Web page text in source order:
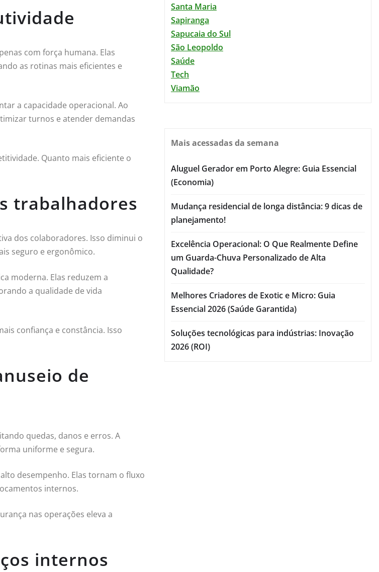
com força humana. Elas
as rotinas mais eficientes e
a capacidade operacional. Ao
turnos e atender demandas
Quanto mais eficiente o
trabalhadores
dos colaboradores. Isso diminui o
seguro e ergonômico.
moderna. Elas reduzem a
a qualidade de vida
confiança e constância. Isso
de
quedas, danos e erros. A
uniforme e segura.
desempenho. Elas tornam o fluxo
internos.
nas operações eleva a
internos
Santa Maria
Sapiranga
Sapucaia do Sul
São Leopoldo
Saúde
Tech
Viamão
Mais acessadas da semana
Aluguel Gerador em Porto Alegre: Guia Essencial
(Economia)
Mudança residencial de longa distância: 9 dicas de
planejamento!
Excelência Operacional: O Que Realmente Define
um Guarda-Chuva Personalizado de Alta
Qualidade?
Melhores Criadores de Exotic e Micro: Guia
Essencial 2026 (Saúde Garantida)
Soluções tecnológicas para indústrias: Inovação
2026 (ROI)